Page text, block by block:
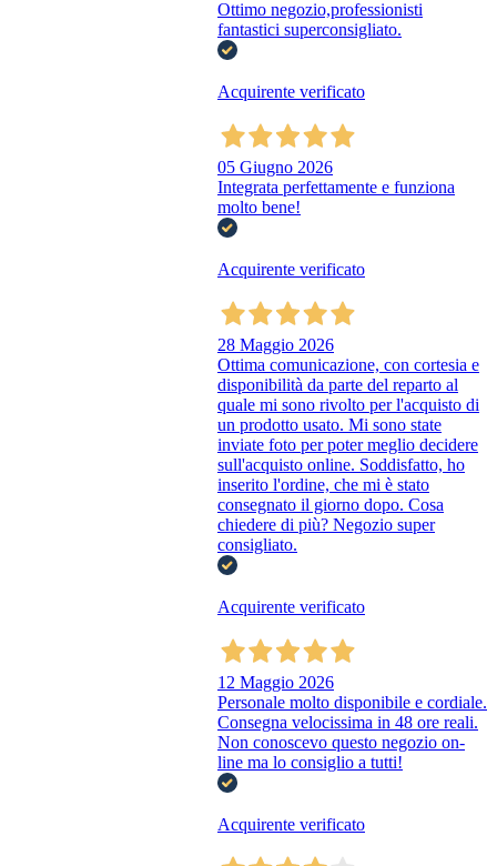
Ottimo negozio,professionisti
fantastici superconsigliato.
Acquirente verificato
05 Giugno 2026
Integrata perfettamente e funziona
molto bene!
Acquirente verificato
28 Maggio 2026
Ottima comunicazione, con cortesia e
disponibilità da parte del reparto al
quale mi sono rivolto per l'acquisto di
un prodotto usato. Mi sono state
inviate foto per poter meglio decidere
sull'acquisto online. Soddisfatto, ho
inserito l'ordine, che mi è stato
consegnato il giorno dopo. Cosa
chiedere di più? Negozio super
consigliato.
Acquirente verificato
12 Maggio 2026
Personale molto disponibile e cordiale.
Consegna velocissima in 48 ore reali.
Non conoscevo questo negozio on-
line ma lo consiglio a tutti!
Acquirente verificato